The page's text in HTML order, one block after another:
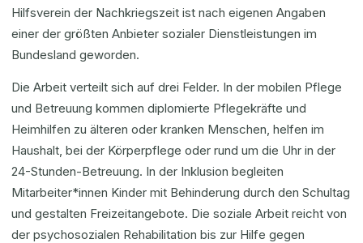
Hilfsverein der Nachkriegszeit ist nach eigenen Angaben
einer der größten Anbieter sozialer Dienstleistungen im
Bundesland geworden.
Die Arbeit verteilt sich auf drei Felder. In der mobilen Pflege
und Betreuung kommen diplomierte Pflegekräfte und
Heimhilfen zu älteren oder kranken Menschen, helfen im
Haushalt, bei der Körperpflege oder rund um die Uhr in der
24-Stunden-Betreuung. In der Inklusion begleiten
Mitarbeiter*innen Kinder mit Behinderung durch den Schultag
und gestalten Freizeitangebote. Die soziale Arbeit reicht von
der psychosozialen Rehabilitation bis zur Hilfe gegen